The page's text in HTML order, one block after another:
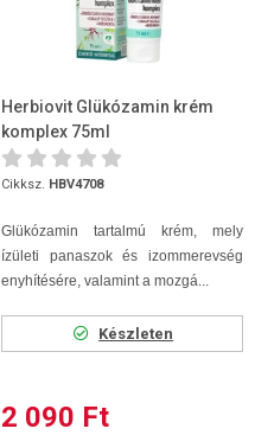
Herbiovit Glükózamin krém
komplex 75ml
Cikksz. HBV4708
Glükózamin tartalmú krém, mely
ízületi panaszok és izommerevség
enyhítésére, valamint a mozgá...
Készleten
2 090 Ft